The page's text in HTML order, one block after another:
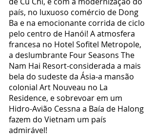
país, no luxuoso comércio de Dong
Ba e na emocionante corrida de ciclo
pelo centro de Hanói! A atmosfera
francesa no Hotel Sofitel Metropole,
a deslumbrante Four Seasons The
Nam Hai Resort-considerada a mais
bela do sudeste da Ásia-a mansão
colonial Art Nouveau no La
Residence, e sobrevoar em um
Hidro-Avião Cessna a Baía de Halong
fazem do Vietnam um país
admirável!